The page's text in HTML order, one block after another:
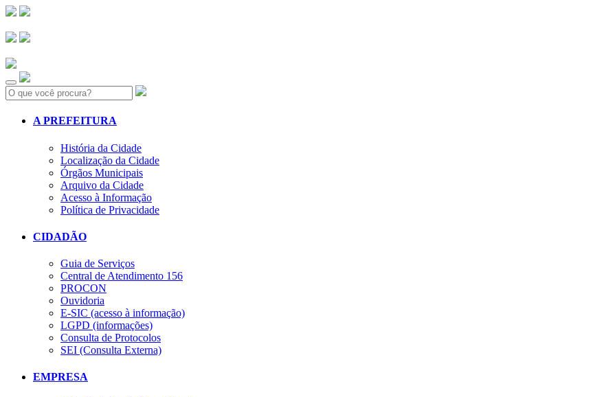
Search:
A PREFEITURA
História da Cidade
Localização da Cidade
Órgãos Municipais
Arquivo da Cidade
Acesso à Informação
Política de Privacidade
CIDADÃO
Guia de Serviços
Central de Atendimento 156
PROCON
Ouvidoria
E-SIC (acesso à informação)
LGPD (informações)
Consulta de Protocolos
SEI (Consulta Externa)
EMPRESA